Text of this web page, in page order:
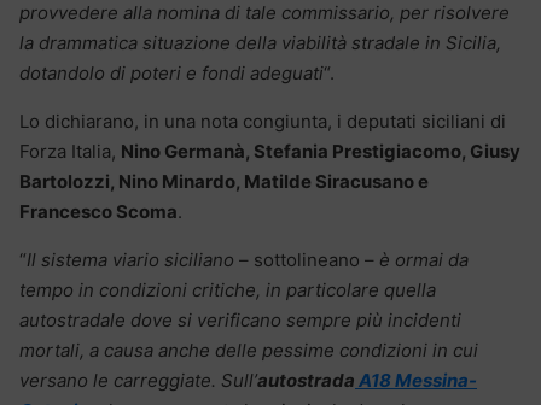
provvedere alla nomina di tale commissario, per risolvere
la drammatica situazione della viabilità stradale in Sicilia,
dotandolo di poteri e fondi adeguati“.
Lo dichiarano, in una nota congiunta, i deputati siciliani di
Forza Italia, Nino Germanà, Stefania Prestigiacomo, Giusy
Bartolozzi, Nino Minardo, Matilde Siracusano e
Francesco Scoma.
“Il sistema viario siciliano – sottolineano – è ormai da
tempo in condizioni critiche, in particolare quella
autostradale dove si verificano sempre più incidenti
mortali, a causa anche delle pessime condizioni in cui
versano le carreggiate. Sull’autostrada A18 Messina-